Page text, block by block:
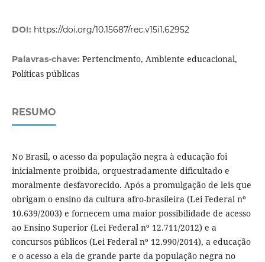
DOI: https://doi.org/10.15687/rec.v15i1.62952
Palavras-chave: Pertencimento, Ambiente educacional,
Políticas públicas
RESUMO
No Brasil, o acesso da população negra à educação foi
inicialmente proibida, orquestradamente dificultado e
moralmente desfavorecido. Após a promulgação de leis que
obrigam o ensino da cultura afro-brasileira (Lei Federal nº
10.639/2003) e fornecem uma maior possibilidade de acesso
ao Ensino Superior (Lei Federal nº 12.711/2012) e a
concursos públicos (Lei Federal nº 12.990/2014), a educação
e o acesso a ela de grande parte da população negra no